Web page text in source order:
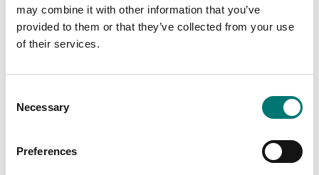
may combine it with other information that you’ve
provided to them or that they’ve collected from your use
of their services.
Selection
Necessary
Preferences